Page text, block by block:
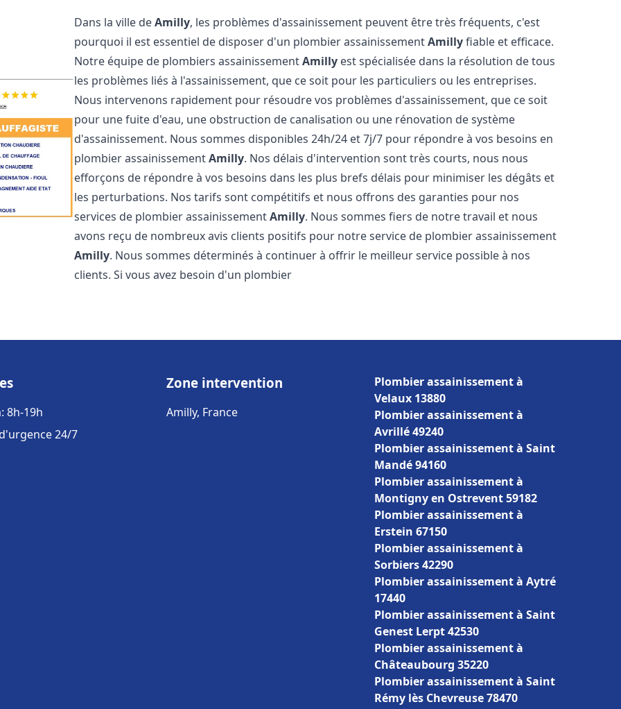
Dans la ville deAmilly, les problèmes d'assainissement peuvent être très fréquents, c'est
pourquoi il est essentiel de disposer d'un plombier assainissementAmillyfiable et efficace.
Notre équipe de plombiers assainissementAmilly est spécialisée dans la résolution de tous
les problèmes liés à l'assainissement, que ce soit pour les particuliers ou les entreprises.
Nous intervenons rapidement pour résoudre vos problèmes d'assainissement, que ce soit
pour une fuite d'eau, une obstruction de canalisation ou une rénovation de système
d'assainissement. Nous sommes disponibles 24h/24 et 7j/7 pour répondre à vos besoins en
plombier assainissementAmilly. Nos délais d'intervention sont très courts, nous nous
efforçons de répondre à vos besoins dans les plus brefs délais pour minimiser les dégâts et
les perturbations. Nos tarifs sont compétitifs et nous offrons des garanties pour nos
services de plombier assainissementAmilly. Nous sommes fiers de notre travail et nous
avons reçu de nombreux avis clients positifs pour notre service de plombier assainissement
Amilly. Nous sommes déterminés à continuer à offrir le meilleur service possible à nos
clients. Si vous avez besoin d'un plombier
8h-19h
24/7
Zone intervention
Amilly, France
Plombier assainissement à
Velaux 13880
Plombier assainissement à
Avrillé 49240
Plombier assainissement à Saint
Mandé 94160
Plombier assainissement à
Montigny en Ostrevent 59182
Plombier assainissement à
Erstein 67150
Plombier assainissement à
Sorbiers 42290
Plombier assainissement à Aytré
17440
Plombier assainissement à Saint
Genest Lerpt 42530
Plombier assainissement à
Châteaubourg 35220
Plombier assainissement à Saint
Rémy lès Chevreuse 78470